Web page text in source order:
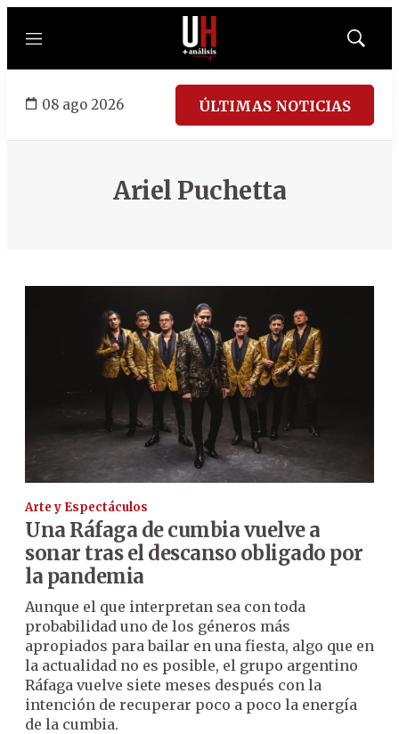
Menú
Mostrar
08 ago 2026 ÚLTIMAS NOTICIAS
Ariel Puchetta
Arte y Espectáculos
Una Ráfaga de cumbia vuelve a
sonar tras el descanso obligado por
la pandemia
Aunque el que interpretan sea con toda
probabilidad uno de los géneros más
apropiados para bailar en una fiesta, algo que en
la actualidad no es posible, el grupo argentino
Ráfaga vuelve siete meses después con la
intención de recuperar poco a poco la energía
de la cumbia.